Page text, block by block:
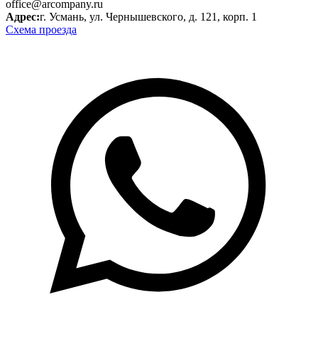
office@arcompany.ru
Адрес:г. Усмань, ул. Чернышевского, д. 121, корп. 1
Схема проезда